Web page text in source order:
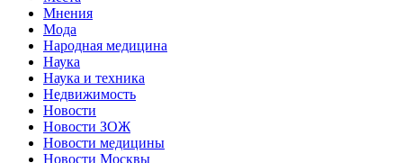
Мнения
Мода
Народная медицина
Наука
Наука и техника
Недвижимость
Новости
Новости ЗОЖ
Новости медицины
Новости Москвы